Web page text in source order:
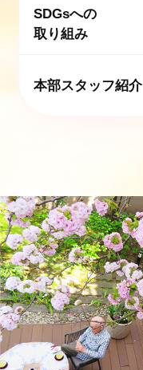
SDGsへの
取り組み
本部スタッフ紹介